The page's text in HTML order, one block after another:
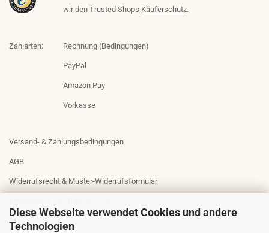
Diese Webseite verwendet Cookies und andere
Technologien
wir den Trusted Shops Käuferschutz.
Zahlarten: Rechnung (Bedingungen)
PayPal
Amazon Pay
Vorkasse
Versand- & Zahlungsbedingungen
AGB
Widerrufsrecht & Muster-Widerrufsformular